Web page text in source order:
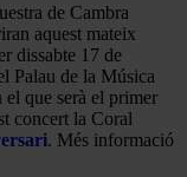
de Cambra
aquest mateix
dissabte 17 de
Palau de la Música
que serà el primer
concert la Coral
. Més informació